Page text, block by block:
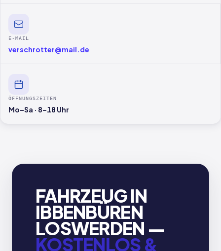
E-MAIL
verschrotter@mail.de
ÖFFNUNGSZEITEN
Mo–Sa · 8–18 Uhr
FAHRZEUG IN
IBBENBÜREN
LOSWERDEN —
KOSTENLOS &